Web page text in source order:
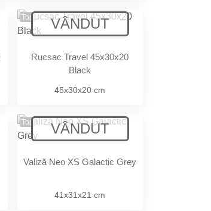
Top
Rucsac Travel 45x30x20
Black
45x30x20 cm
Top
Valiză Neo XS Galactic Grey
41x31x21 cm